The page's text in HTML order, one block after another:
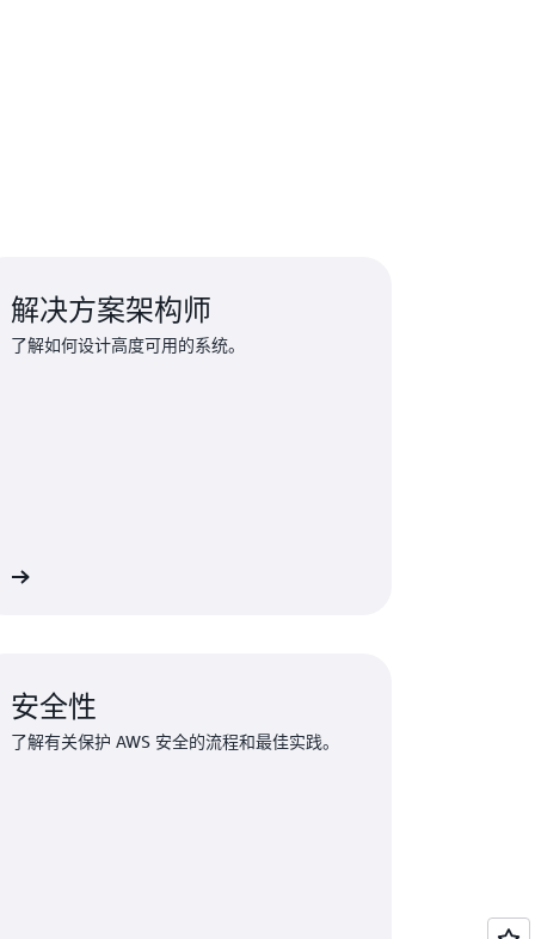
解决方案架构师
了解如何设计高度可用的系统。
安全性
了解有关保护 AWS 安全的流程和最佳实践。